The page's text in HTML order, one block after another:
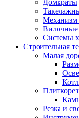
Домкраты
Механизм
Вилочные
Системы
Строительная
Малая
Резка и